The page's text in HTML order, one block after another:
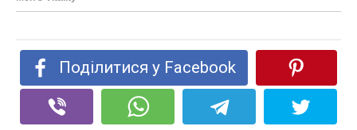
Поділитися у Facebook